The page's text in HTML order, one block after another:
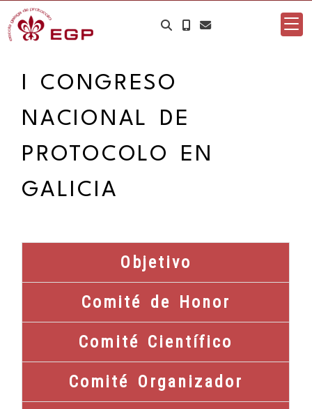
I CONGRESO
NACIONAL DE
PROTOCOLO EN
GALICIA
Objetivo
Comité de Honor
Comité Científico
Comité Organizador